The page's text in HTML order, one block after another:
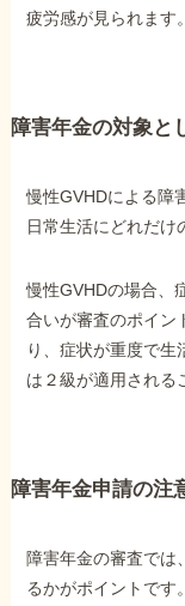
疲労感が見られます。
障害年金の対象と
慢性GVHDによる障
日常生活にどれだけ
慢性GVHDの場合、
合いが審査のポイン
り、症状が重度で生
は２級が適用される
障害年金申請の注
障害年金の審査では
るかがポイントです